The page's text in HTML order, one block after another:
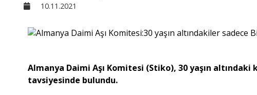
10.11.2021
Almanya Daimi Aşı Komitesi (Stiko), 30 yaşın altındaki
tavsiyesinde bulundu.